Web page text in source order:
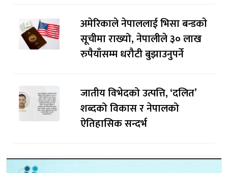
अमेरिकाले नेपाललाई भिसा बन्डकाे
सूचीमा राख्यो, नेपालीले ३० लाख
रुपैयाँसम्म धरौटी बुझाउनुपर्ने
जातीय विभेदको उत्पत्ति, ‘दलित’
शब्दको विकास र नेपालको
ऐतिहासिक सन्दर्भ